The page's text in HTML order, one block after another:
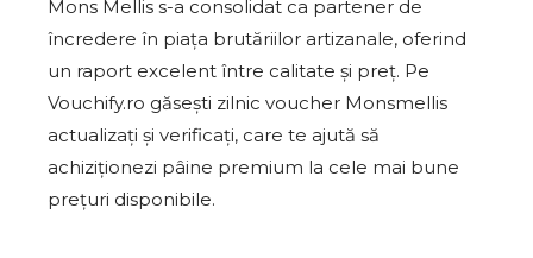
Mons Mellis s-a consolidat ca partener de
încredere în piața brutăriilor artizanale, oferind
un raport excelent între calitate și preț. Pe
Vouchify.ro găsești zilnic voucher Monsmellis
actualizați și verificați, care te ajută să
achiziționezi pâine premium la cele mai bune
prețuri disponibile.